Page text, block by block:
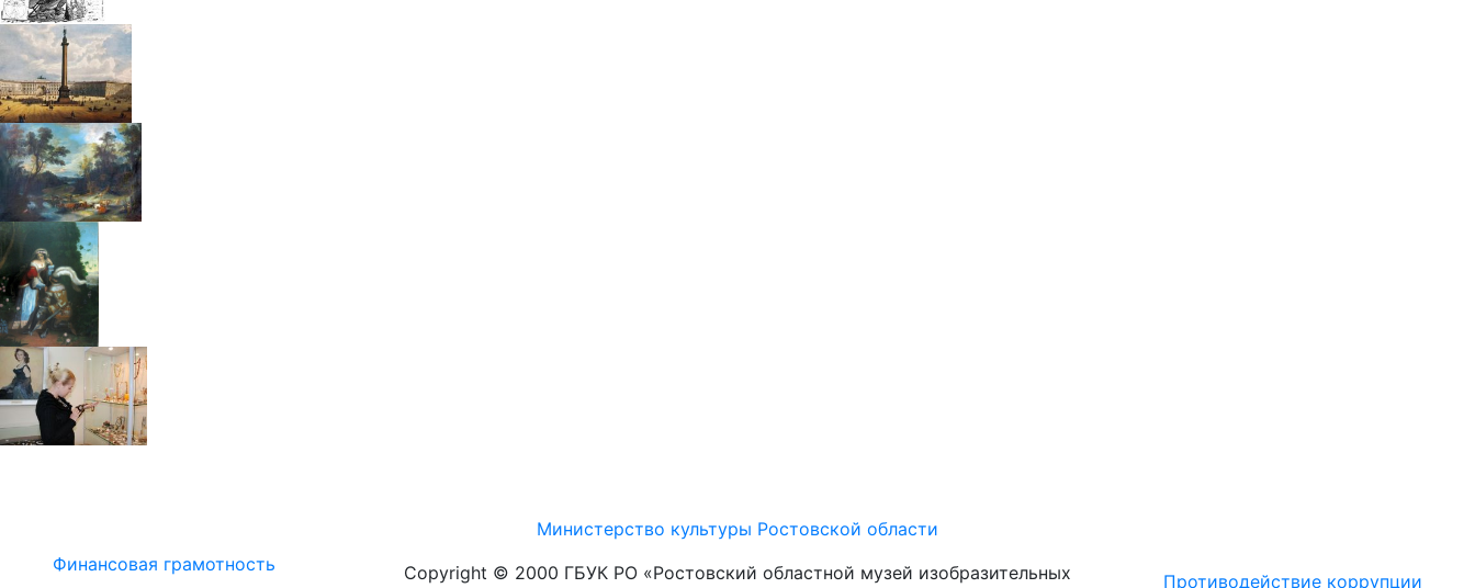
Финансовая грамотность
Министерство культуры Ростовской области
Copyright © 2000 ГБУК РО «Ростовский областной музей изобразительных
Противодействие коррупции